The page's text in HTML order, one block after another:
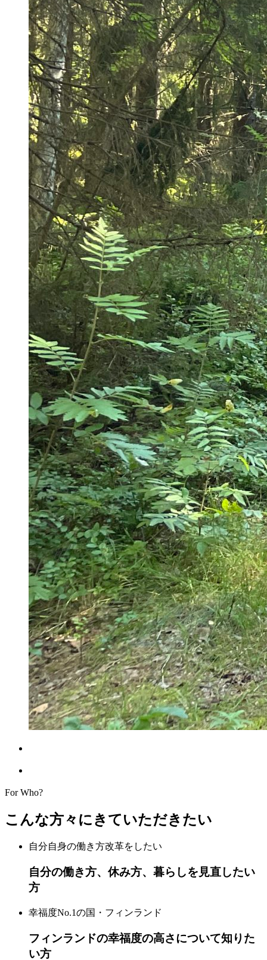
For Who?
こんな方々にきていただきたい
自分自身の働き方改革をしたい
自分の働き方、休み方、暮らしを見直したい
方
幸福度No.1の国・フィンランド
フィンランドの幸福度の高さについて知りた
い方